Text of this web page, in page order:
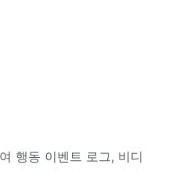
행동 이벤트 로그, 비디